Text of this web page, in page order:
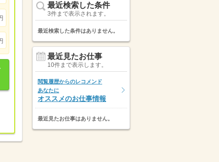
最近検索した条件
3件まで表示されます。
最近検索した条件はありません。
最近見たお仕事
10件まで表示します。
閲覧履歴からのレコメンド
あなたに
オススメのお仕事情報
最近見たお仕事はありません。